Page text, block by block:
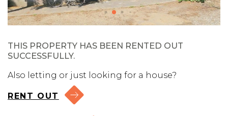
THIS PROPERTY HAS BEEN RENTED OUT
SUCCESSFULLY.
Also letting or just looking for a house?
RENT OUT